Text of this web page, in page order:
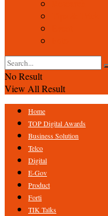
No Result
View All Result
Home
TOP Digital Awards
Business Solution
Telco
Digital
E-Gov
Product
Forti
TIK Talks